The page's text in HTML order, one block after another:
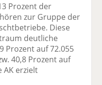
Prozent der
zur Gruppe der
Diese
deutliche
Prozent auf 72.055
40,8 Prozent auf
AK erzielt